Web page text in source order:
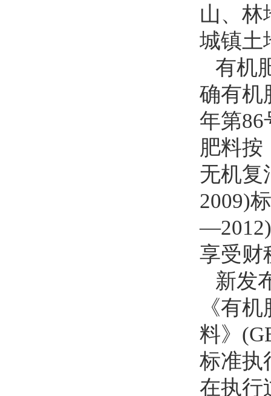
山、林
城镇土
有机
确有机
年第
肥料
无机
2009)
享受财
新发
《有
料》
标准执
在执行